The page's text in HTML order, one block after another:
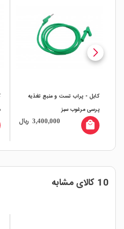
کابل پرسی دوسر سوسماری قرمز
مرغوب
3,720,000 local_mall
10 کالای مشابه